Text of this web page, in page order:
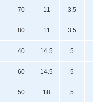
70 11 3.5
80 11 3.5
40 14.5 5
60 14.5 5
50 18 5